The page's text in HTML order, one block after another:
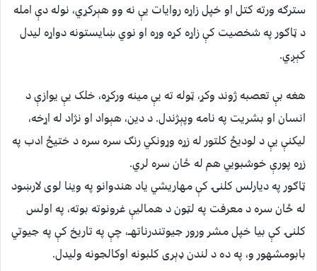
سترګه ورته کتل او خپل زاړه روايات يې نه وو هېرکړي، نوله دې امله
د ټاګور په شخصيت کې زاړه کړه وړه او نوي ښايستونه دواړه ليدل
کېږي.
هغه بې تعصبه ژوند وکړ، ټوله ته يې مينه ورکړه، خلک يې يوازې د
انسان او بشريت په نامه وپېژندل. د دين، هېواد او نژاد له اړخه،
ليکنې يې د لوديځ کلتور له زړه وړونکي رنګ سره سره د ختيځ ادب په
زړه پورې خوشبويي هم له ځان سره لري.
ټاګور په ديارلس کلنۍ کې مهاريشي ياد هندوانو په وينا لوى لارښود
له ځان سره د معرفت په لټون د هماليې غرونوته بوته، په اولس
کلنۍ کې بيا خپل مشر ورور جيوتندرناتهــ، چې په تاريخ کې په جيوتي
بابومشهور و، په ده د لندن ډېرى کلبونه اوکالجونه وليدل.